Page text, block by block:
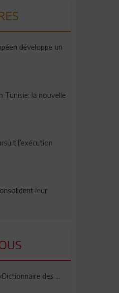
développe un
Tunisie: la nouvelle
l’exécution
leur
des ...